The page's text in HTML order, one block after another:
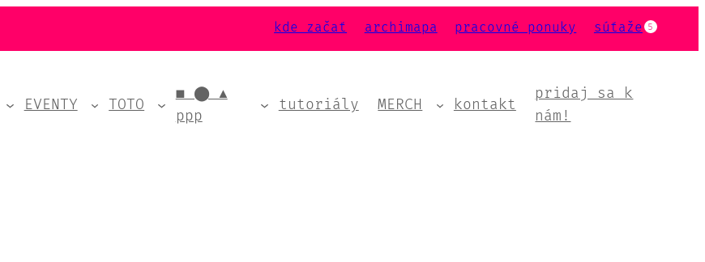
kde začať archimapa pracovné ponuky súťaže 5
EVENTY TOTO
■ ⬤ ▲
ppp
tutoriály MERCH kontakt
pridaj sa k
nám!